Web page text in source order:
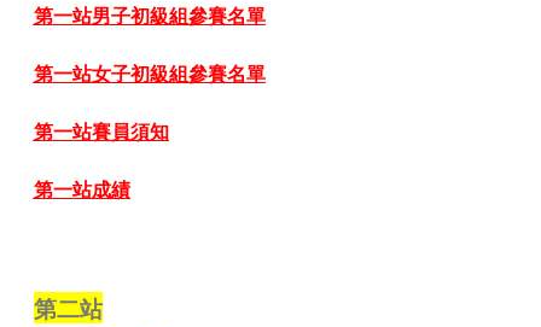
第一站男子初級組參賽名單
第一站女子初級組參賽名單
第一站賽員須知
第一站成績
第二站